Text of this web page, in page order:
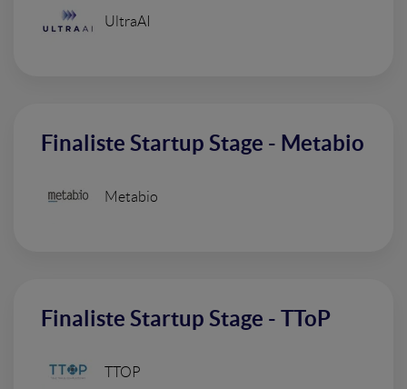
UltraAI
Finaliste Startup Stage - Metabio
Metabio
Finaliste Startup Stage - TToP
TTOP